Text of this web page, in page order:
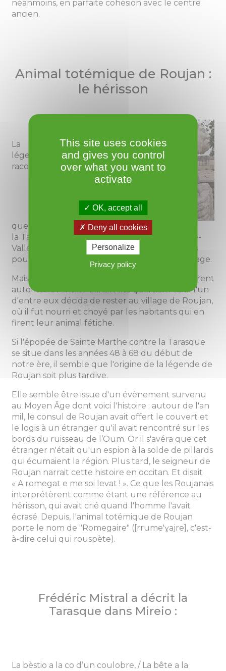
néanmoins, en parfaite cohésion avec le centre
ancien.
Animal totémique de Roujan :
le hérisson
La
légende
raconte
que Sainte Marthe, partie à la poursuite de
la Tarasque qui semait la terreur dans la Basse-
Vallée du Rhône, leva une armée de hérissons
pour combattre le monstre et protéger le village.
Mais la Tarasque ne vint pas et les hérissons furent
autorisés à rentrer dans leurs quartiers. Seul l'un
d'entre eux décida de rester au village de Roujan,
où il fut nourri et choyé par les habitants qui en
firent leur animal fétiche.
Si l'épopée de Sainte Marthe contre la Tarasque
se situe dans les années 48 à 68 du début de
notre ère, il semble que l'origine de la légende de
Roujan soit plus tardive.
Elle semble être issue d'un évènement survenu
au Moyen Âge dont voici l'histoire : autour de l'an
mil, le consul de Roujan avait offert le couvert et
le logis à un étranger qu'il avait rencontré sur les
bords du ruisseau de l’Oum. Or il s'avéra que cet
étranger n'était qu'un espion à la solde de pillards
qui écumaient la région. Plus tard, le seigneur de
Roujan narrait cette histoire en occitan. Et disait
« A romegat e me soi levat ! ». Ce que les Roujanais
interprétèrent comme étant une référence au
hérisson, qui avait crié quand l'homme l'avait
écrasé. Depuis, l'animal totémique de Roujan
porte le nom de "Romegaire" ([rrume'ɣajre], c'est-
à-dire celui qui rouspète).
Frédéric Mistral a décrit la
Tarasque dans Mireio :
La bèstio a la co d’un coulobre, / La bête a la
This site uses cookies
and gives you control
over what you want to
activate
OK, accept all
Deny all cookies
Personalize
Privacy policy